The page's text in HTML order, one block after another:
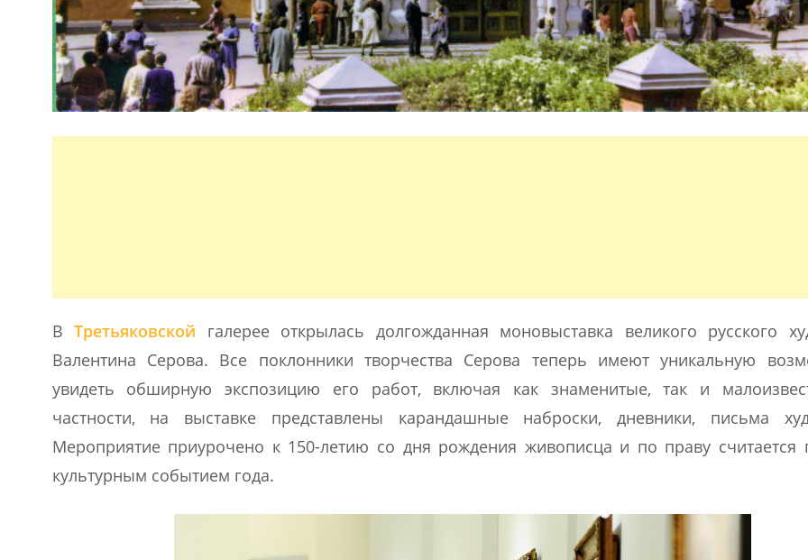
ВТретьяковской галерее открылась долгожданная моновыставка великого русского
Валентина Серова. Все поклонники творчества Серова теперь имеют уникальную
увидеть обширную экспозицию его работ, включая как знаменитые, так и
частности, на выставке представлены карандашные наброски, дневники, письма
Мероприятие приурочено к 150-летию со дня рождения живописца и по праву считается
культурным событием года.